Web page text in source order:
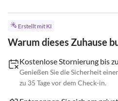
Erstellt mit KI
Warum dieses Zuhause
Kostenlose Stornierung bis
Genießen Sie die Sicherheit
zu 35 Tage vor dem Check-in.